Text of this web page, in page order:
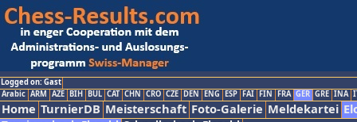
Logged on: Gast
Arabic ARM AZE BIH BUL CAT CHN CRO CZE DEN ENG ESP FAI FIN FRA GER GRE INA
Home TurnierDB Meisterschaft Foto-Galerie Meldekartei